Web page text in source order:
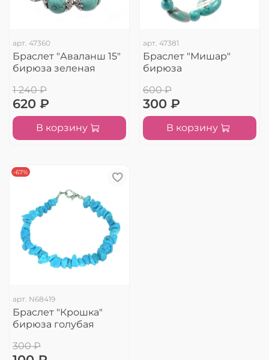
арт. 47360
Браслет "Аваланш 15"
бирюза зеленая
1 240 ₽
620 ₽
В корзину
арт. 47381
Браслет "Мишар"
бирюза
600 ₽
300 ₽
В корзину
-67%
арт. N68419
Браслет "Крошка"
бирюза голубая
300 ₽